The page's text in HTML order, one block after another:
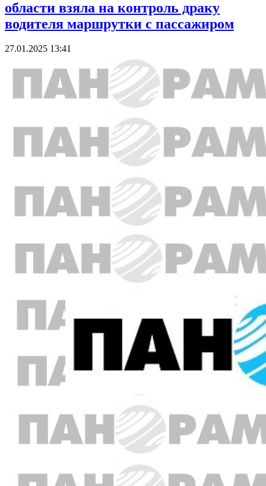
области взяла на контроль драку
водителя маршрутки с пассажиром
27.01.2025 13:41